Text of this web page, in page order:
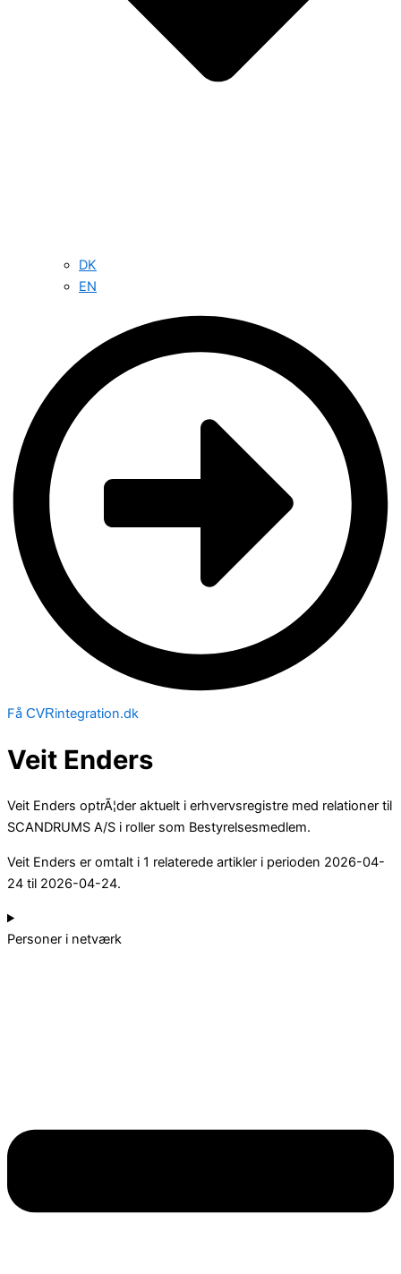
DK
EN
Få CVRintegration.dk
Veit Enders
Veit Enders optrÃ¦der aktuelt i erhvervsregistre med relationer til
SCANDRUMS A/S i roller som Bestyrelsesmedlem.
Veit Enders er omtalt i 1 relaterede artikler i perioden 2026-04-
24 til 2026-04-24.
Personer i netværk